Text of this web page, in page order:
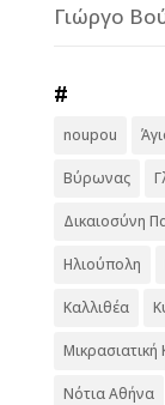
Γιώργο
#
noupou
Βύρωνας
Δικαιοσύνη
Ηλιούπολη
Καλλιθέα
Νότια Αθήνα